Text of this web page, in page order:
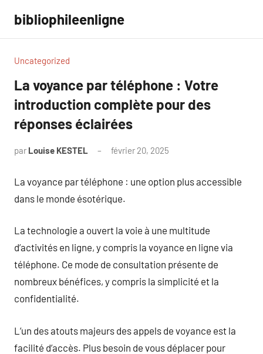
contenu
bibliophileenligne
Uncategorized
La voyance par téléphone : Votre
introduction complète pour des
réponses éclairées
par Louise KESTEL février 20, 2025
La voyance par téléphone : une option plus accessible
dans le monde ésotérique.
La technologie a ouvert la voie à une multitude
d’activités en ligne, y compris la voyance en ligne via
téléphone. Ce mode de consultation présente de
nombreux bénéfices, y compris la simplicité et la
confidentialité.
L’un des atouts majeurs des appels de voyance est la
facilité d’accès. Plus besoin de vous déplacer pour